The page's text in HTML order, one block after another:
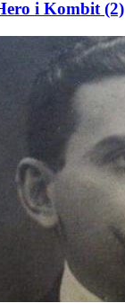
i Kombit (2)